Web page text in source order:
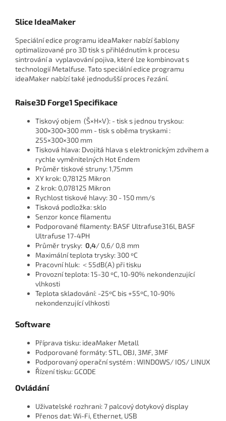
Slice IdeaMaker
Speciální edice programu ideaMaker nabízí šablony
optimalizované pro 3D tisk s přihlédnutím k procesu
sintrování a vyplavování pojiva, které lze kombinovat s
technologií Metalfuse. Tato speciální edice programu
ideaMaker nabízí také jednodušší proces řezání.
Raise3D Forge1 Specifikace
Tiskový objem (Š×H×V): - tisk s jednou tryskou:
300×300×300 mm - tisk s oběma tryskami :
255×300×300 mm
Tisková hlava: Dvojitá hlava s elektronickým zdvihem a
rychle vyměnitelných Hot Endem
Průměr tiskové struny: 1,75mm
XY krok: 0,78125 Mikron
Z krok: 0,078125 Mikron
Rychlost tiskové hlavy: 30 - 150 mm/s
Tisková podložka: sklo
Senzor konce filamentu
Podporované filamenty: BASF Ultrafuse316l, BASF
Ultrafuse 17-4PH
Průměr trysky: 0,4/ 0,6/ 0,8 mm
Maximální teplota trysky: 300 ºC
Pracovní hluk: ＜55dB(A) při tisku
Provozní teplota: 15-30 ºC, 10-90% nekondenzující
vlhkosti
Teplota skladování: -25ºC bis +55ºC, 10-90%
nekondenzující vlhkosti
Software
Příprava tisku: ideaMaker Metall
Podporované formáty: STL, OBJ, 3MF, 3MF
Podporovaný operační systém : WINDOWS/ IOS/ LINUX
Řízení tisku: GCODE
Ovládání
Uživatelské rozhrani: 7 palcový dotykový display
Přenos dat: Wi-Fi, Ethernet, USB